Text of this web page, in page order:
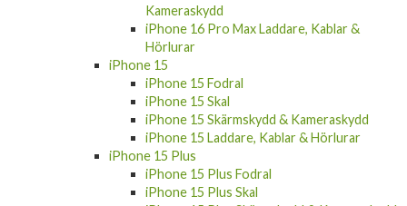
Kameraskydd
iPhone 16 Pro Max Laddare, Kablar &
Hörlurar
iPhone 15
iPhone 15 Fodral
iPhone 15 Skal
iPhone 15 Skärmskydd & Kameraskydd
iPhone 15 Laddare, Kablar & Hörlurar
iPhone 15 Plus
iPhone 15 Plus Fodral
iPhone 15 Plus Skal